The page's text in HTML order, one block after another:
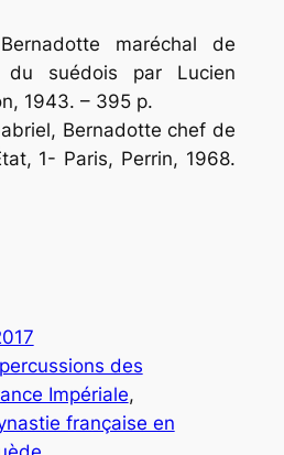
maréchal de
suédois par Lucien
1943. – 395 p.
Bernadotte chef de
1- Paris, Perrin, 1968.
des
Impériale
française en